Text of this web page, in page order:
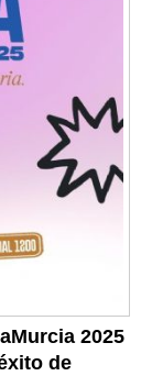
2025
de